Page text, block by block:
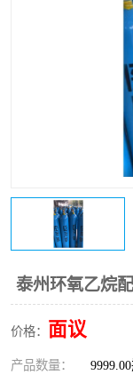
泰州环氧乙烷
价格： 面议
产品数量：